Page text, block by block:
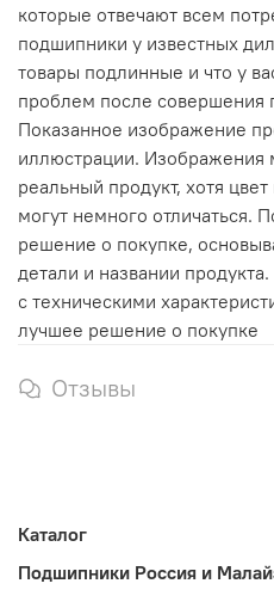
которые отвечают всем
подшипники у известных
товары подлинные и что у
проблем после
Показанное изображение
иллюстрации. Изображения
реальный продукт, хотя
могут немного отличаться.
решение о покупке,
детали и названии
с техническими
лучшее решение о покупке
Отзывы
Каталог
Подшипники Россия и